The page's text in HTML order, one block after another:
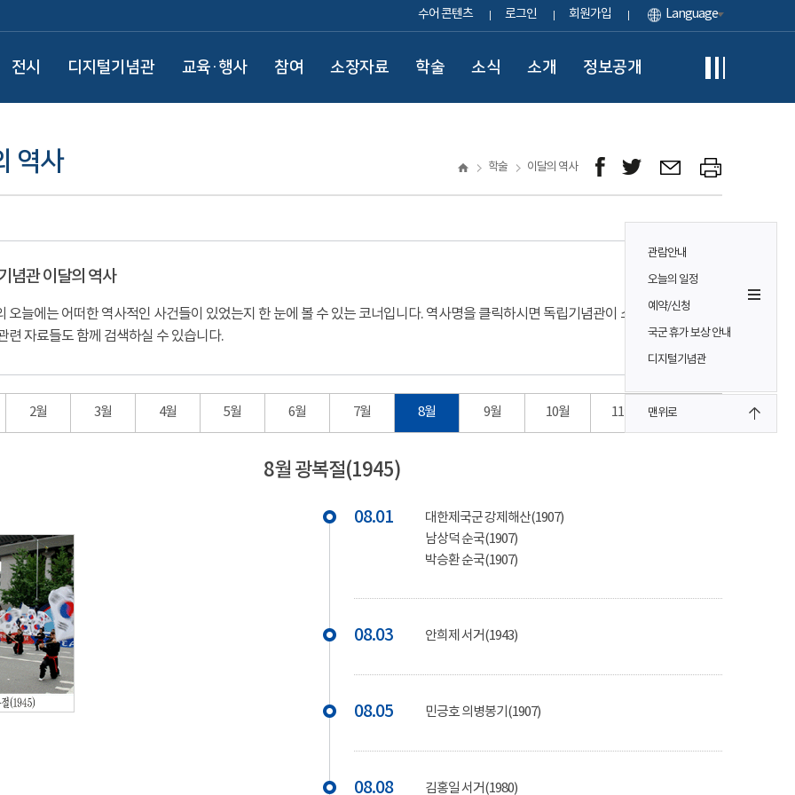
수어 콘텐츠 로그인 회원가입 Language
전시 디지털기념관 교육·행사 참여 소장자료 학술 소식 소개 정보공개
관람안내
오늘의 일정
예약/신청
국군 휴가 보상 안내
디지털기념관
맨위로
역사 학술 이달의 역사
념관 이달의 역사
오늘에는 어떠한 역사적인 사건들이 있었는지 한 눈에 볼 수 있는 코너입니다. 역사명을 클릭하시면 독립기념관이 소장하고
련 자료들도 함께 검색하실 수 있습니다.
2월 3월 4월 5월 6월 7월 8월 9월 10월 11월
8월 광복절(1945)
08.01
대한제국군 강제해산(1907)
남상덕 순국(1907)
박승환 순국(1907)
08.03 안희제 서거(1943)
08.05 민긍호 의병봉기(1907)
08.08 김홍일 서거(1980)